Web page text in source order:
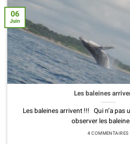
Les baleines
Les baleines arrivent !!! Qui n’a pas
observer les
4 COMMENTAIRES
06
Juin